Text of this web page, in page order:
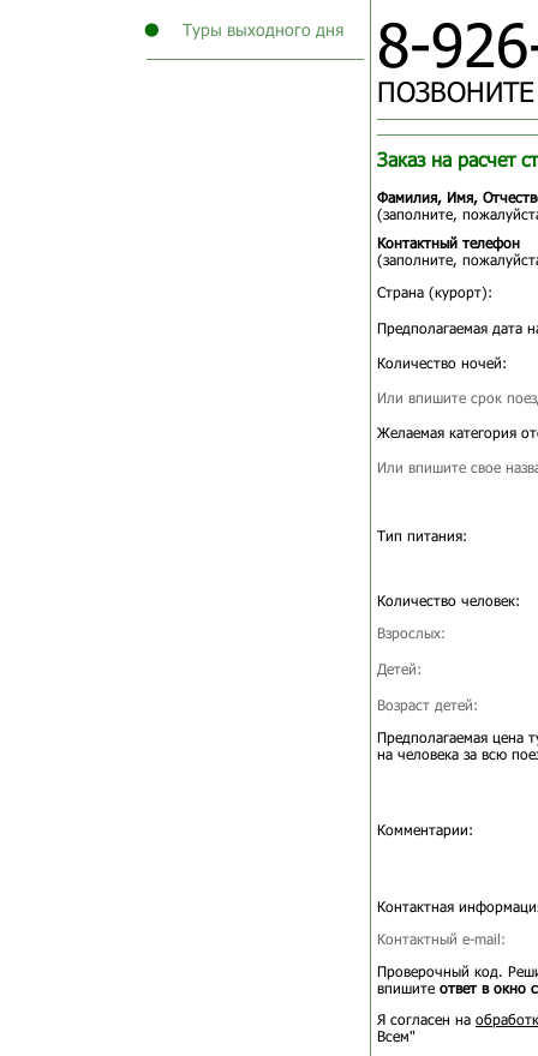
Туры выходного дня 8-
Заказ на расчет
Фамилия, Имя,
(заполните,
Контактный телефон
(заполните,
Страна (курорт):
Предполагаемая дата
Количество ночей:
Или впишите срок
Желаемая категория
Или впишите свое
Тип питания:
Количество человек:
Взрослых:
Детей:
Возраст детей:
Предполагаемая цена
на человека за всю
Комментарии:
Контактная
Контактный e-mail:
Проверочный код.
впишите ответ в окно
Я согласен на
Всем"